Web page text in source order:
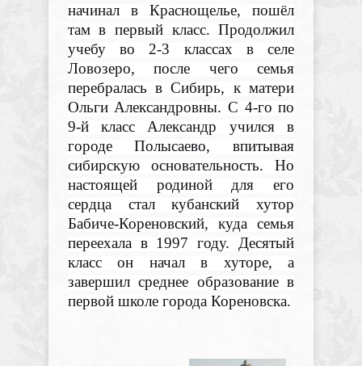
начинал в Краснощелье, пошёл
там в первый класс. Продолжил
учебу во 2-3 классах в селе
Ловозеро, после чего семья
перебралась в Сибирь, к матери
Ольги Александровны. С 4-го по
9-й класс Александр учился в
городе Полысаево, впитывая
сибирскую основательность. Но
настоящей родиной для его
сердца стал кубанский хутор
Бабиче-Кореновский, куда семья
переехала в 1997 году. Десятый
класс он начал в хуторе, а
завершил среднее образование в
первой школе города Кореновска.